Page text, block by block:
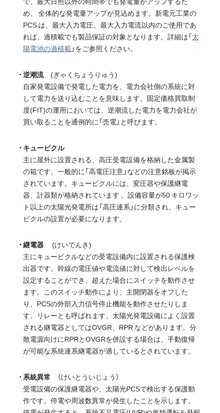
め、 全体的な発電量アップが見込めます。新電元工業の
PCS は、最大入力電圧、最大入力電流以内のご使用であ
れば、過積載でも製品保証の対象となります。詳細は「太
陽電池の過積載 」をご参照ください。
逆潮流 (ぎゃくちょうりゅう)
自家発電設備で発電した電力を、電力会社側の系統に対
して電力を送り込むことを意味します。固定価格買取制
度(FIT)の運用においては、逆潮流した電力を電力会社が
買い取ることを通例的に「売電」と呼びます。
キュービクル
主に屋外に設置される、高圧受電設備を格納した金属製
の箱です。一般的に「高電圧注意」などの注意銘板が掲示
されています。キュービクルには、変圧器や保護継電
器、計器類が格納されています 。設備容量が50 キロワッ
ト以上の太陽光発電所は「高圧連系」に分類され、キュー
ビクルの設置が必要になります。
継電器 (けいでんき)
主にキュービクルなどの受電設備内に設置される保護検
出器です。幹線の電圧値や電流値に対して検出レベルを
設定することができ、超えた場合にスイッチを動作させ
ます。このスイッチ動作により、主開閉器をオフした
り、PCSの外部入力信号停止機能を動作させたりしま
す。リレーとも呼ばれます。太陽光発電設備によく設置
される継電器としてはOVGR、RPR などがあります。分
散電源向けにRPRとOVGRを併設する場合は、手動復帰
が可能な系統連系継電器が適しているとされています。
系統異常 （けいとういじょう）
受電設備の保護継電器や、太陽光PCSで検出する保護動
作です。停電や周波数異常が発生したことを示します。